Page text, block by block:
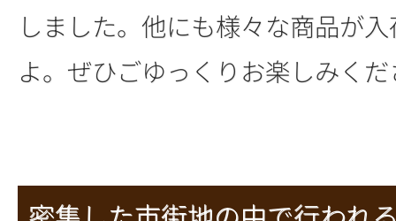
しました。他にも様々な商品が
よ。ぜひごゆっくりお楽しみく